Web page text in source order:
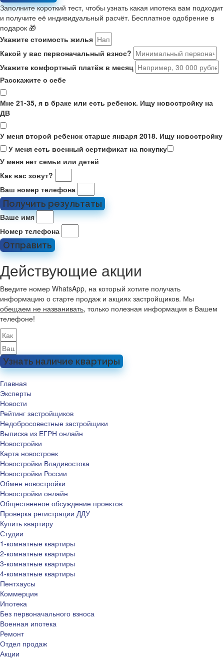
Заполните короткий тест, чтобы узнать какая ипотека вам подходит
и получите её индивидуальный расчёт. Бесплатное одобрение в
подарок 🎁
Укажите стоимость жилья
Какой у вас первоначальный взнос?
Укажите комфортный платёж в месяц
Расскажите о себе
Мне 21-35, я в браке или есть ребенок. Ищу новостройку на
ДВ
У меня второй ребенок старше января 2018. Ищу новостройку
У меня есть военный сертификат на покупку
У меня нет семьи или детей
Как вас зовут?
Ваш номер телефона
Получить результаты
Ваше имя
Номер телефона
Отправить
Действующие акции
Введите номер WhatsApp, на который хотите получать
информацию о старте продаж и акциях застройщиков. Мы
обещаем не названивать, только полезная информация в Вашем
телефоне!
Узнать наличие квартиры
Главная
Эксперты
Новости
Рейтинг застройщиков
Недобросовестные застройщики
Выписка из ЕГРН онлайн
Новостройки
Карта новостроек
Новостройки Владивостока
Новостройки России
Обмен новостройки
Новостройки онлайн
Общественное обсуждение проектов
Проверка регистрации ДДУ
Купить квартиру
Студии
1-комнатные квартиры
2-комнатные квартиры
3-комнатные квартиры
4-комнатные квартиры
Пентхаусы
Коммерция
Ипотека
Без первоначального взноса
Военная ипотека
Ремонт
Отдел продаж
Акции